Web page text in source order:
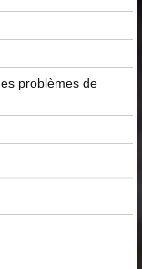
problèmes de